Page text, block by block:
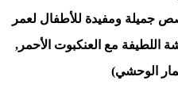
جميلة ومفيدة للأطفال لعمر
اللطيفة مع العنكبوت الأحمر,
الوحشي)